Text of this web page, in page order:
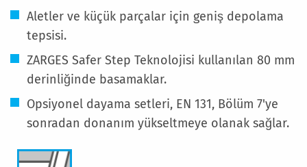
Aletler ve küçük parçalar için geniş depolama
tepsisi.
ZARGES Safer Step Teknolojisi kullanılan 80 mm
derinliğinde basamaklar.
Opsiyonel dayama setleri, EN 131, Bölüm 7'ye
sonradan donanım yükseltmeye olanak sağlar.